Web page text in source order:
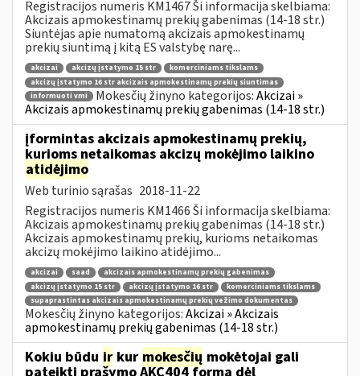
Registracijos numeris KM1467 Ši informacija skelbiama:
Akcizais apmokestinamų prekių gabenimas (14-18 str.)
Siuntėjas apie numatomą akcizais apmokestinamų
prekių siuntimą į kitą ES valstybę narę...
akcizai akcizų įstatymo 15 str
komerciniams tikslams
akcizų įstatymo 16 str akcizais apmokestinamų prekių siuntimas
informuoti vmi
Mokesčių žinyno kategorijos:Akcizai »
Akcizais apmokestinamų prekių gabenimas (14-18 str.)
įformintas akcizais apmokestinamų prekių,
kurioms netaikomas akcizų mokėjimo laikino
atidėjimo
Web turinio sąrašas 2018-11-22
Registracijos numeris KM1466 Ši informacija skelbiama:
Akcizais apmokestinamų prekių gabenimas (14-18 str.)
Akcizais apmokestinamų prekių, kurioms netaikomas
akcizų mokėjimo laikino atidėjimo...
akcizai saad
akcizais apmokestinamų prekių gabenimas
akcizų įstatymo 15 str
akcizų įstatymo 16 str
komerciniams tikslams
supaprastintas akcizais apmokestinamų prekių vežimo dokumentas
Mokesčių žinyno kategorijos:Akcizai » Akcizais
apmokestinamų prekių gabenimas (14-18 str.)
Kokiu būdu ir kur mokesčių mokėtojai gali
pateikti prašymo AKC404 formą dėl